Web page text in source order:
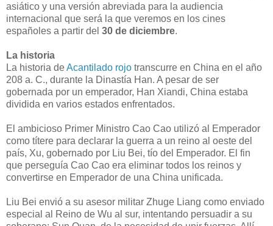
asiático y una versión abreviada para la audiencia
internacional que será la que veremos en los cines
españoles a partir del 30 de diciembre.
La historia
La historia deAcantilado rojo transcurre en China en el año
208 a. C., durante la Dinastía Han. A pesar de ser
gobernada por un emperador, Han Xiandi, China estaba
dividida en varios estados enfrentados.
El ambicioso Primer Ministro Cao Cao utilizó al Emperador
como títere para declarar la guerra a un reino al oeste del
país, Xu, gobernado por Liu Bei, tío del Emperador. El fin
que perseguía Cao Cao era eliminar todos los reinos y
convertirse en Emperador de una China unificada.
Liu Bei envió a su asesor militar Zhuge Liang como enviado
especial al Reino de Wu al sur, intentando persuadir a su